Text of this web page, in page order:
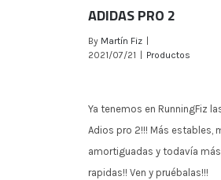
ADIDAS PRO 2
ADIDAS PRO 2
By Martín Fiz
2021/07/21
Productos
Ya tenemos en RunningFiz
Adios pro 2!!! Más estables,
amortiguadas y todavía más
rapidas!! Ven y pruébalas!!!